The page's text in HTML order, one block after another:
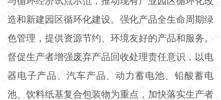
造和新建园区循环化建设。强化产品全生命周期绿
色管理，提供资源节约、环境友好的产品和服务。
督促生产者增强废弃产品回收处理责任意识，以电
器电子产品、汽车产品、动力蓄电池、铅酸蓄电
池、饮料纸基复合包装物为重点，加快落实生产者